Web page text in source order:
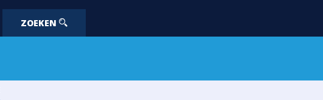
ZOEKEN